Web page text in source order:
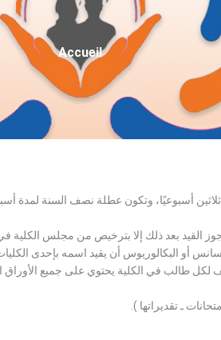
Fil
D'Ariane
Accueil
أسبوعيًا، وتكون عطلة نصف السنة لمدة
القيد بعد ذلك إلا بترخيص من مجلس الكلية
أو البكالوريوس أن يقيد اسمه بإحدى
لكل طالب في الكلية يحتوي على جميع
ـ تقديراتها ).